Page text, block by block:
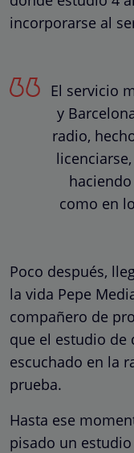
incorporarse al
El servicio
y
radio,
como en
Poco después,
la vida Pepe
compañero de
que el estudio de
escuchado en la
prueba.
Hasta ese
pisado un